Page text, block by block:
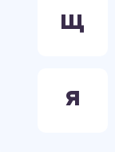
Щ
Я